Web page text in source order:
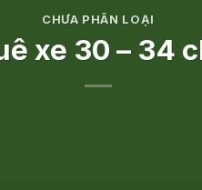
CHƯA PHÂN LOẠI
xe 30 – 34